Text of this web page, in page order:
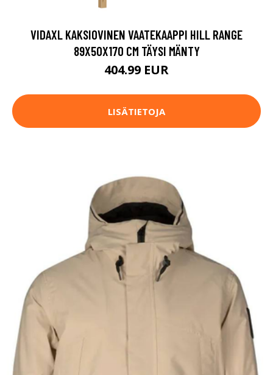
VIDAXL KAKSIOVINEN VAATEKAAPPI HILL RANGE
89X50X170 CM TÄYSI MÄNTY
404.99 EUR
LISÄTIETOJA